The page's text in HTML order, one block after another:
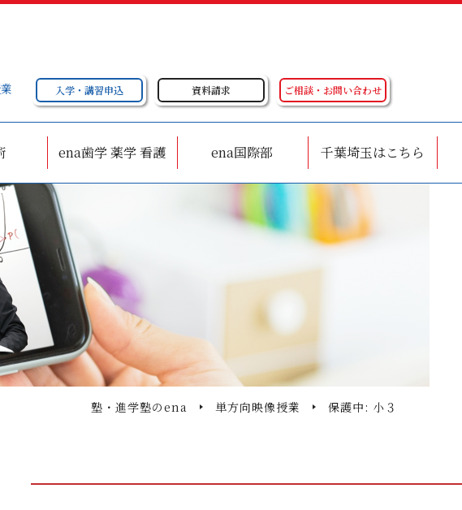
入学・講習申込 資料請求 ご相談・お問い合わせ
ena歯学 薬学 看護 ena国際部 千葉埼玉はこちら
塾・進学塾のena 単方向映像授業 保護中: 小３